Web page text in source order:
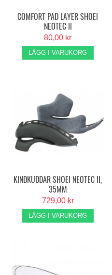
COMFORT PAD LAYER SHOEI
NEOTEC II
80,00 kr
LÄGG I VARUKORG
KINDKUDDAR SHOEI NEOTEC II,
35MM
729,00 kr
LÄGG I VARUKORG